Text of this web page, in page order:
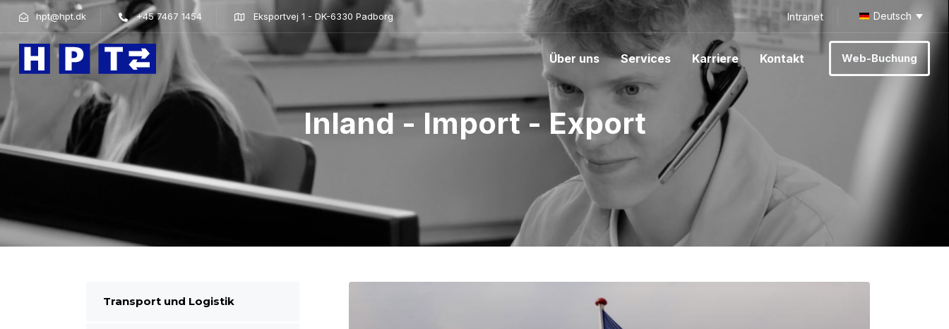
hpt@hpt.dk +45 7467 1454 Eksportvej 1 - DK-6330 Padborg Intranet Deutsch
Über uns Services Karriere Kontakt Web-Buchung
Inland - Import - Export
Transport und Logistik